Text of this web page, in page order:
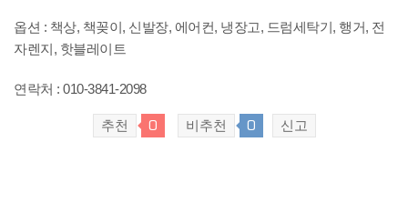
옵션 : 책상, 책꽂이, 신발장, 에어컨, 냉장고, 드럼세탁기, 행거, 전
자렌지, 핫블레이트
연락처 : 010-3841-2098
추천 0 비추천 0 신고